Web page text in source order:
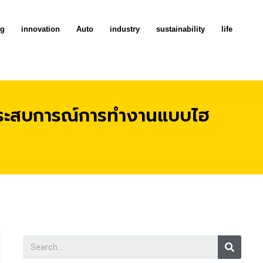
innovation Auto industry sustainability life
บการณ์การทำงานแบบไฮ